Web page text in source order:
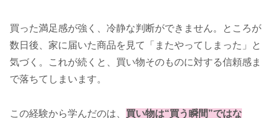
買った満足感が強く、冷静な判断ができません。ところが
数日後、家に届いた商品を見て「またやってしまった」と
気づく。これが続くと、買い物そのものに対する信頼感ま
で落ちてしまいます。
この経験から学んだのは、 買い物は“買う瞬間”ではな